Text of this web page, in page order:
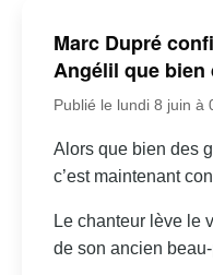
Marc Dupré
Angélil que bien
Publié le lundi 8 juin à
Alors que bien des
c’est maintenant
Le chanteur lève le
de son ancien